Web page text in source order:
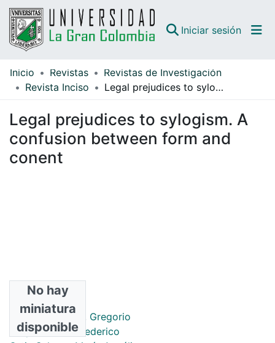
Iniciar sesión
Comunidades
Guías
Inicio Revistas
Revistas de Investigación
Revista Inciso
Legal prejudices to sylogism. A confusion between form and conent
Legal prejudices to sylogism. A
confusion between form and
conent
No hay
miniatura
disponible
Autores
Posada Ramírez, Gregorio
Duque del Río, Federico